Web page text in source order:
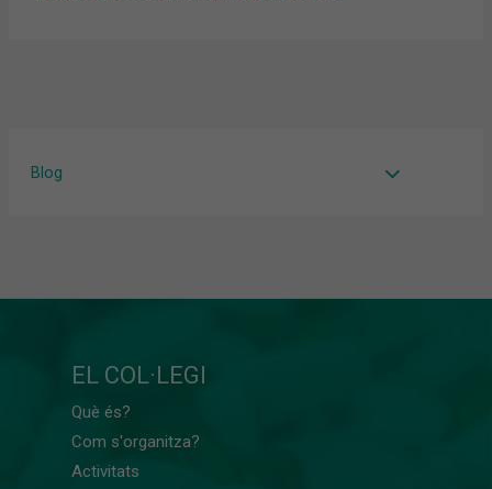
Blog
EL COL·LEGI
Què és?
Com s'organitza?
Activitats